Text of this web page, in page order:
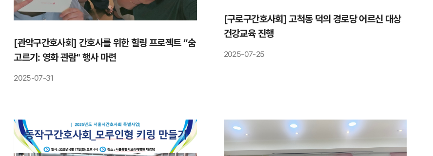
[관악구간호사회] 간호사를 위한 힐링 프로젝트 “숨
고르기: 영화 관람" 행사 마련
2025-07-31
[구로구간호사회] 고척동 덕의 경로당 어르신 대상
건강교육 진행
2025-07-25